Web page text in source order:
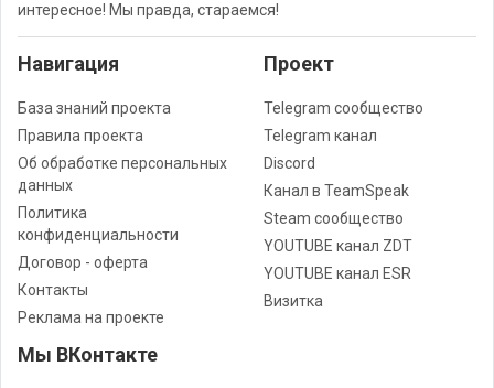
интересное! Мы правда, стараемся!
Навигация
База знаний проекта
Правила проекта
Об обработке персональных
данных
Политика
конфиденциальности
Договор - оферта
Контакты
Реклама на проекте
Проект
Telegram сообщество
Telegram канал
Discord
Канал в TeamSpeak
Steam сообщество
YOUTUBE канал ZDT
YOUTUBE канал ESR
Визитка
Мы ВКонтакте